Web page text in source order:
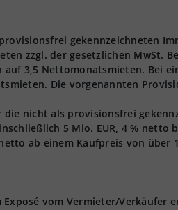
gekennzeichneten
zzgl. der gesetzlichen MwSt.
3,5 Nettomonatsmieten. Bei
Die vorgenannten
nicht als provisionsfrei
5 Mio. EUR, 4 % netto
ab einem Kaufpreis von über
vom Vermieter/Verkäufer